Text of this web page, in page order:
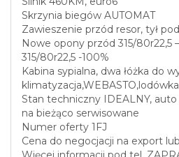
Skrzynia biegów AUTOMAT
Zawieszenie przód resor, tył
Nowe opony przód 315/80r22,5
315/80r22,5 -100%
Kabina sypialna, dwa łóżka do
Stan techniczny IDEALNY, auto
na bieżąco serwisowane
Numer oferty 1FJ
Cena do negocjacji na export